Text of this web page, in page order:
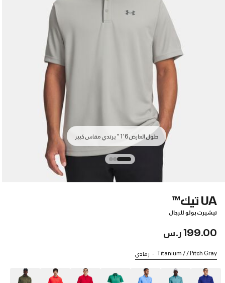
طول العارض 6'1" يرتدي مقاس كبير
UA تيك™
تيشيرت بولو للرجال
199.00 ر.س
Titanium / / Pitch Gray رمادي